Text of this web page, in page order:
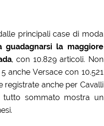
principali case di moda
guadagnarsi la maggiore
, con 10.829 articoli. Non
anche Versace con 10.521
registrate anche per Cavalli
tutto sommato mostra un